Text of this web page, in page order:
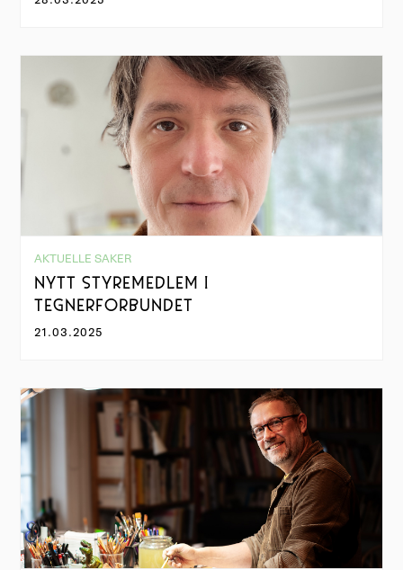
AKTUELLE SAKER
NYTT STYREMEDLEM I
TEGNERFORBUNDET
21.03.2025